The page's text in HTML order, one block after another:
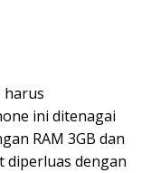
harus
ini ditenagai
RAM 3GB dan
diperluas dengan